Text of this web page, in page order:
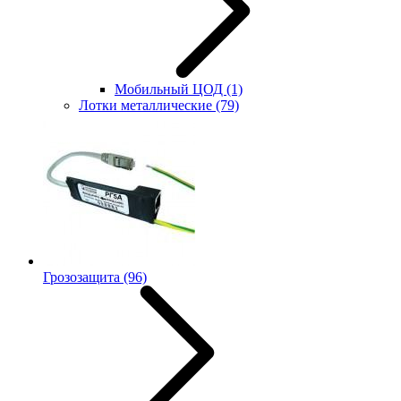
Мобильный ЦОД (1)
Лотки металлические (79)
Грозозащита (96)